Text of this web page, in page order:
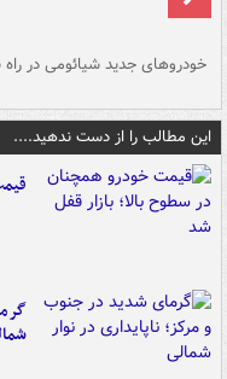
خودروهای جدید شیائومی در راه
این مطالب را از دست ندهید....